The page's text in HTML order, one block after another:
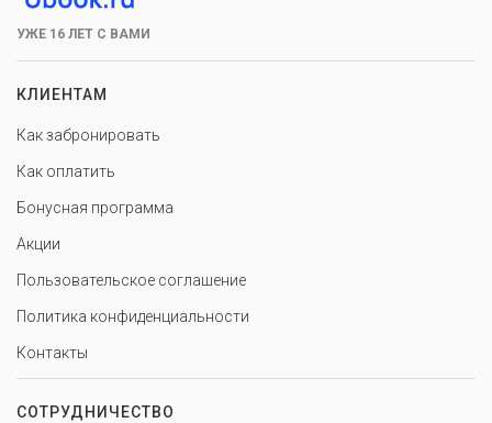
УЖЕ 16 ЛЕТ С ВАМИ
КЛИЕНТАМ
Как забронировать
Как оплатить
Бонусная программа
Акции
Пользовательское соглашение
Политика конфиденциальности
Контакты
СОТРУДНИЧЕСТВО